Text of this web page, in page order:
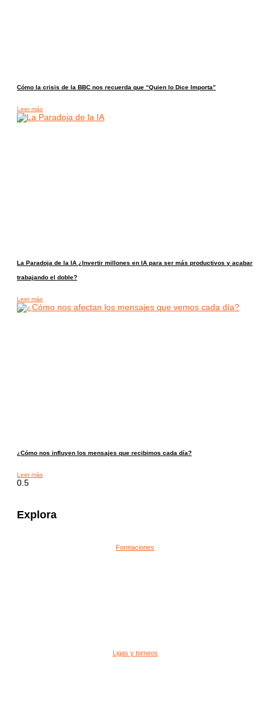
Cómo la crisis de la BBC nos recuerda que “Quien lo Dice Importa”
Leer más
La Paradoja de la IA ¿Invertir millones en IA para ser más productivos y acabar
trabajando el doble?
Leer más
¿Cómo nos influyen los mensajes que recibimos cada día?
Leer más
Explora
Formaciones
Ligas y torneos